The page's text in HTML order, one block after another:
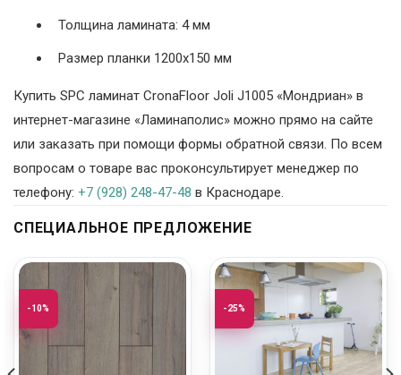
Толщина ламината: 4 мм
Размер планки 1200х150 мм
Купить SPC ламинат CronaFloor Joli J1005 «Мондриан» в
интернет-магазине «Ламинаполис» можно прямо на сайте
или заказать при помощи формы обратной связи. По всем
вопросам о товаре вас проконсультирует менеджер по
телефону: +7 (928) 248-47-48 в Краснодаре.
СПЕЦИАЛЬНОЕ ПРЕДЛОЖЕНИЕ
-10% -25%